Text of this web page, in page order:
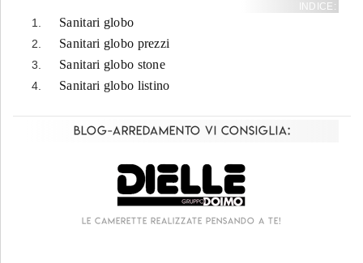
INDICE:
Sanitari globo
Sanitari globo prezzi
Sanitari globo stone
Sanitari globo listino
Blog-Arredamento vi consiglia:
Le camerette realizzate pensando a te!